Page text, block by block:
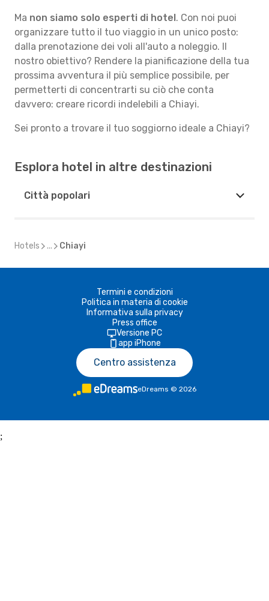
Ma non siamo solo esperti di hotel. Con noi puoi
organizzare tutto il tuo viaggio in un unico posto:
dalla prenotazione dei voli all'auto a noleggio. Il
nostro obiettivo? Rendere la pianificazione della tua
prossima avventura il più semplice possibile, per
permetterti di concentrarti su ciò che conta
davvero: creare ricordi indelebili a Chiayi.
Sei pronto a trovare il tuo soggiorno ideale a Chiayi?
Esplora hotel in altre destinazioni
Città popolari
Hotels ... Chiayi
Termini e condizioni
Politica in materia di cookie
Informativa sulla privacy
Press office
Versione PC
app iPhone
Centro assistenza
eDreams © 2026
;